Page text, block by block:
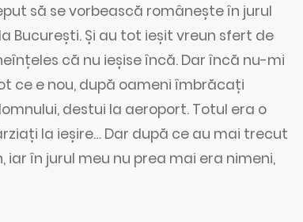
să se vorbească românește în jurul
București. Și au tot ieșit vreun sfert de
că nu ieșise încă. Dar încă nu-mi
ce e nou, după oameni îmbrăcați
destui la aeroport. Totul era o
la ieșire… Dar după ce au mai trecut
în jurul meu nu prea mai era nimeni,